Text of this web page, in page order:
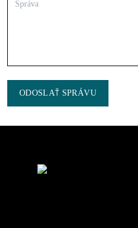
ODOSLAŤ SPRÁVU